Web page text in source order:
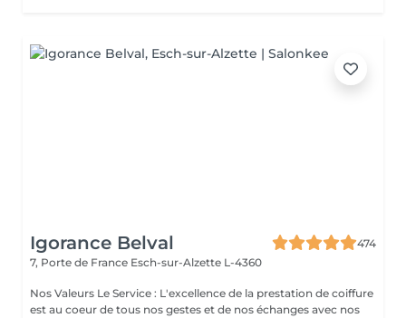
Igorance Belval
474
7, Porte de France Esch-sur-Alzette L-4360
Nos Valeurs Le Service : L'excellence de la prestation de coiffure
est au coeur de tous nos gestes et de nos échanges avec nos